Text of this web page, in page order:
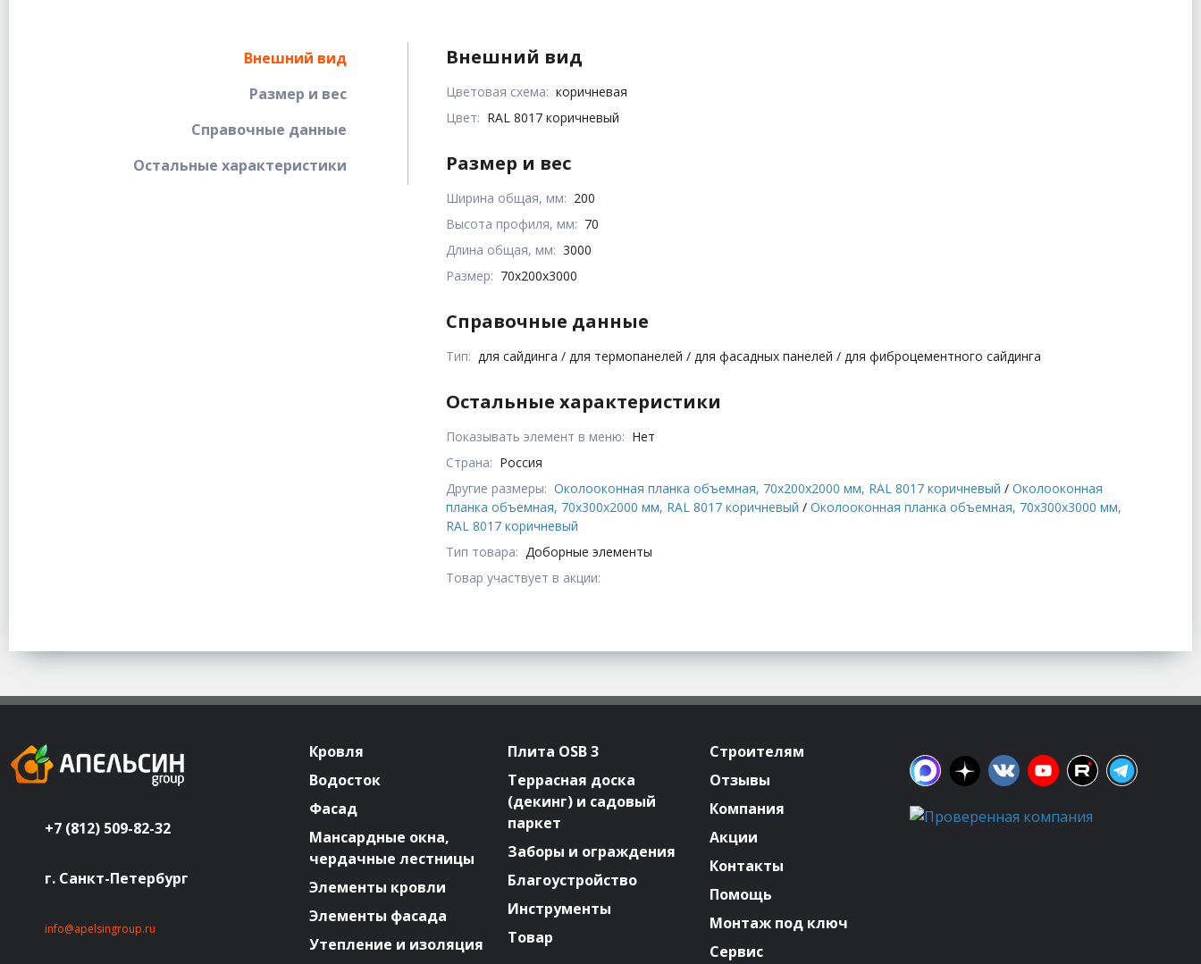
Внешний вид
Размер и вес
Справочные данные
Остальные характеристики
Внешний вид
Цветовая схема: коричневая
Цвет: RAL 8017 коричневый
Размер и вес
Ширина общая, мм: 200
Высота профиля, мм: 70
Длина общая, мм: 3000
Размер: 70x200x3000
Справочные данные
Тип: для сайдинга / для термопанелей / для фасадных панелей / для фиброцементного сайдинга
Остальные характеристики
Показывать элемент в меню: Нет
Страна: Россия
Другие размеры: Околооконная планка объемная, 70x200x2000 мм, RAL 8017 коричневый /Околооконная
планка объемная, 70x300x2000 мм, RAL 8017 коричневый /Околооконная планка объемная, 70x300x3000 мм,
RAL 8017 коричневый
Тип товара: Доборные элементы
Товар участвует в акции:
+7 (812) 509-82-32
г. Санкт-Петербург
info@apelsingroup.ru
Кровля
Водосток
Фасад
Мансардные окна,
чердачные лестницы
Элементы кровли
Элементы фасада
Утепление и изоляция
Плита OSB 3
Террасная доска
(декинг) и садовый
паркет
Заборы и ограждения
Благоустройство
Инструменты
Товар
Строителям
Отзывы
Компания
Акции
Контакты
Помощь
Монтаж под ключ
Сервис